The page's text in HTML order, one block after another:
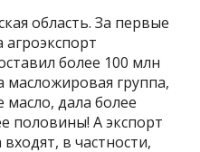
область. За первые
более 100 млн
группа,
дала более
половины! А экспорт
в частности,